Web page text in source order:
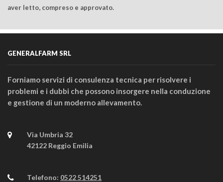
aver letto, compreso e approvato.
GENERALFARM SRL
Forniamo servizi di consulenza tecnica per risolvere i
problemi e i dubbi che possono insorgere nella conduzione
e gestione di un moderno allevamento.
Via Umbria 32
42122 Reggio Emilia
Telefono: 0522 514251